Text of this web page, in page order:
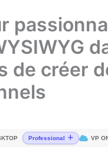
de créer
Professional VP